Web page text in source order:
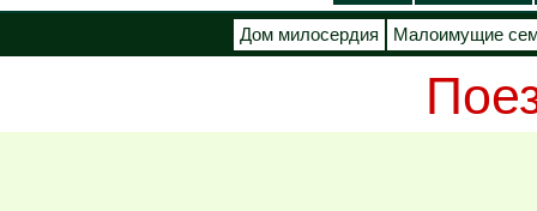
Дом милосердия Малоимущие